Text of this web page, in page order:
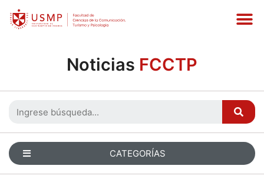
Noticias FCCTP
CATEGORÍAS